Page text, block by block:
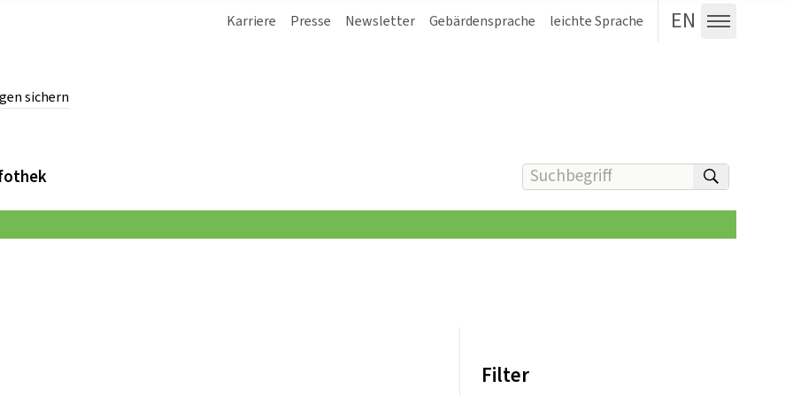
sichern
Karriere Presse Newsletter Gebärdensprache leichte Sprache EN
Menü
Suchbegriff(e) eingeben
Filter